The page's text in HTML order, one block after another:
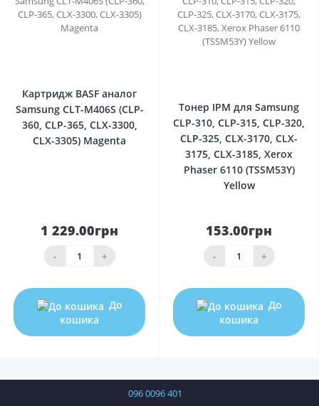
Картридж BASF аналог
Samsung CLT-M406S (CLP-
360, CLP-365, CLX-3300,
CLX-3305) Magenta
1 229.00грн
- +
До
кошика
Тонер IPM для Samsung
CLP-310, CLP-315, CLP-320,
CLP-325, CLX-3170, CLX-
3175, CLX-3185, Xerox
Phaser 6110 (TSSM53Y)
Yellow
153.00грн
- +
До
кошика
096 0096 401